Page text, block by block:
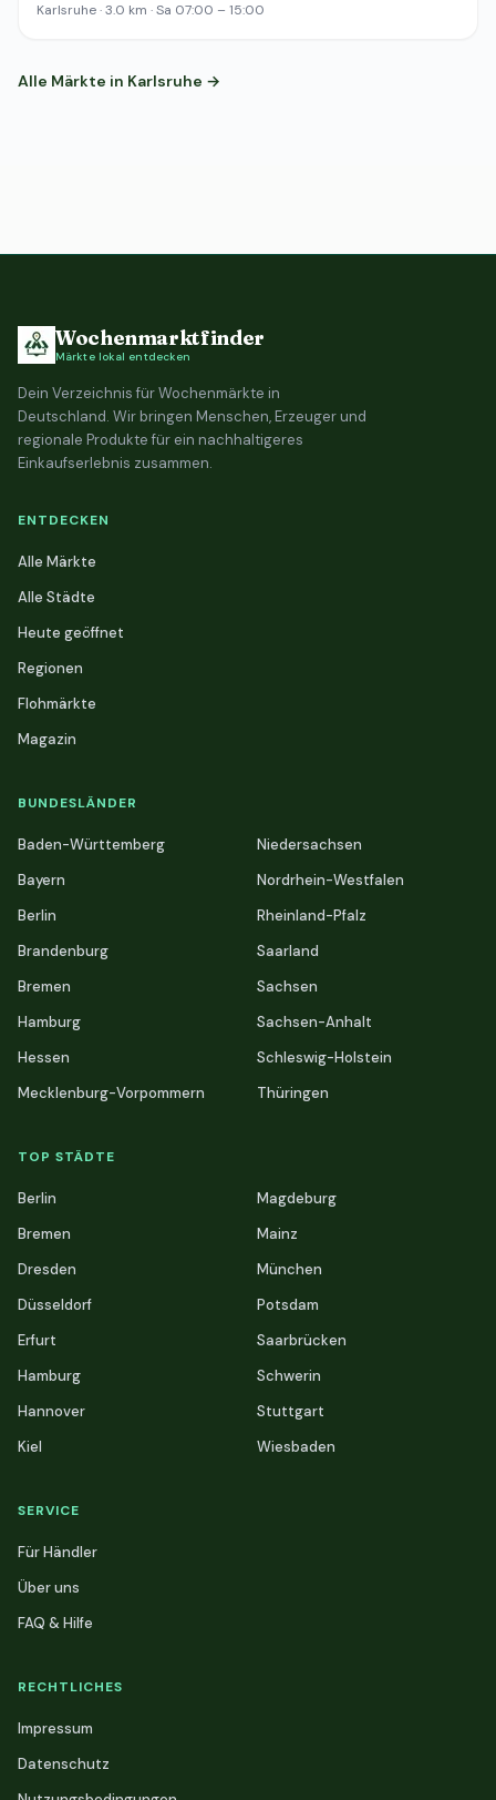
Karlsruhe · 3.0 km · Sa 07:00 – 15:00
Alle Märkte in Karlsruhe →
Wochenmarktfinder
Märkte lokal entdecken
Dein Verzeichnis für Wochenmärkte in
Deutschland. Wir bringen Menschen, Erzeuger und
regionale Produkte für ein nachhaltigeres
Einkaufserlebnis zusammen.
ENTDECKEN
Alle Märkte
Alle Städte
Heute geöffnet
Regionen
Flohmärkte
Magazin
BUNDESLÄNDER
Baden-Württemberg
Bayern
Berlin
Brandenburg
Bremen
Hamburg
Hessen
Mecklenburg-Vorpommern
Niedersachsen
Nordrhein-Westfalen
Rheinland-Pfalz
Saarland
Sachsen
Sachsen-Anhalt
Schleswig-Holstein
Thüringen
TOP STÄDTE
Berlin
Bremen
Dresden
Düsseldorf
Erfurt
Hamburg
Hannover
Kiel
Magdeburg
Mainz
München
Potsdam
Saarbrücken
Schwerin
Stuttgart
Wiesbaden
SERVICE
Für Händler
Über uns
FAQ & Hilfe
RECHTLICHES
Impressum
Datenschutz